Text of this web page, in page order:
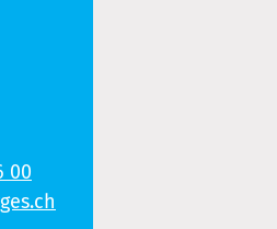
00